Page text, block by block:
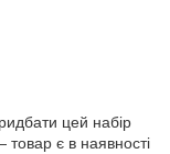
цей набір
товар є в наявності